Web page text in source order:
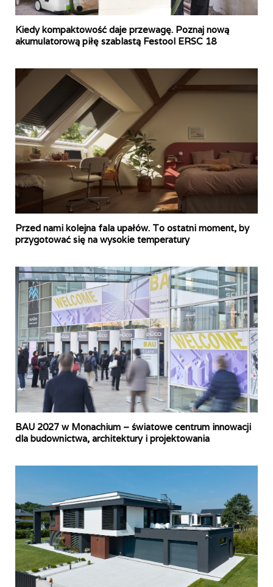
Kiedy kompaktowość daje przewagę. Poznaj nową
akumulatorową piłę szablastą Festool ERSC 18
Przed nami kolejna fala upałów. To ostatni moment, by
przygotować się na wysokie temperatury
BAU 2027 w Monachium – światowe centrum innowacji
dla budownictwa, architektury i projektowania